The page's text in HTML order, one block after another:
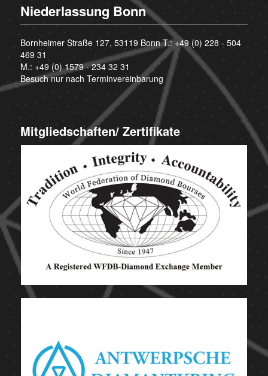
Niederlassung Bonn
Bornheimer Straße 127, 53119 Bonn T.:+49 (0) 228 - 504
469 31
M.: +49 (0) 1579 - 234 32 31
Besuch nur nach Terminvereinbarung
Mitgliedschaften/ Zertifikate